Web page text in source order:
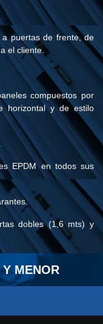
a puertas de frente, de
el cliente.
compuestos por
horizontal y de estilo
EPDM en todos sus
dobles (1,6 mts) y
MENOR